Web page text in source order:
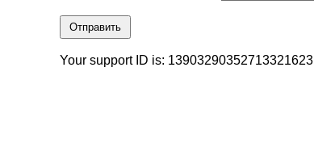
Отправить
Your support ID is: 13903290352713321623